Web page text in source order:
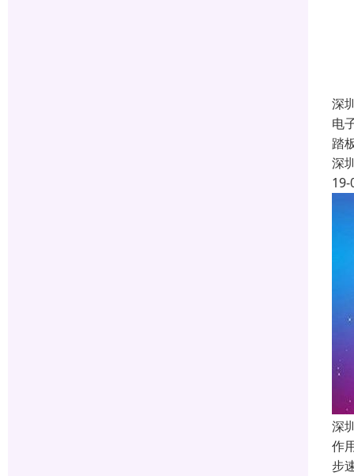
深
电
踏
深
19-
深
作
步